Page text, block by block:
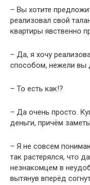
– Вы хотите
реализовал свой
квартиры явственно
– Да, я хочу
способом, нежели вы
– То есть как!?
– Да очень просто.
деньги, причём
– Я не совсем
так растерялся, что
незнакомцем в
вытянув вперёд